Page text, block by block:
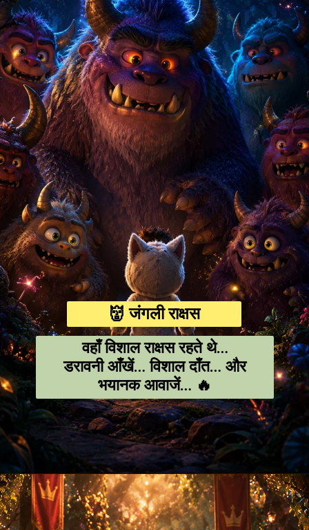
👹 जंगली राक्षस
वहाँ विशाल राक्षस रहते थे…
डरावनी आँखें… विशाल दाँत… और
भयानक आवाजें… 🔥
Opening https://amoralstories.com/hi/max-aur-jangli-rakshason-ki-kahani/